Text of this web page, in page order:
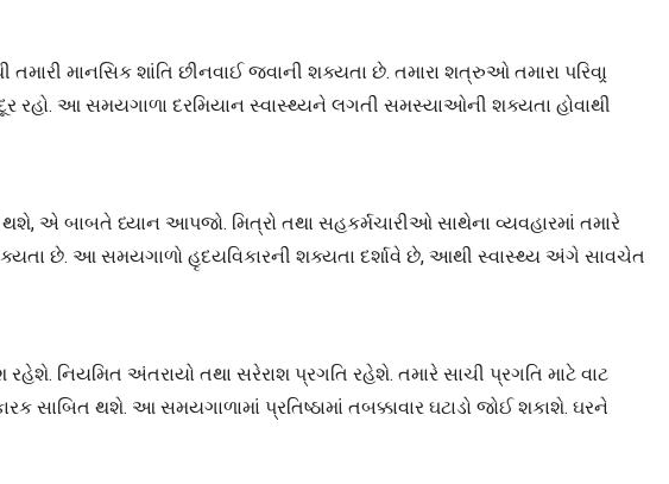
માનસિક શાંતિ છીનવાઈ જવાની શક્યતા છે. તમારા શત્રુઓ તમારા પરિવાર્‍
આ સમયગાળા દરમિયાન સ્વાસ્થ્યને લગતી સમસ્યાઓની શક્યતા હોવાથી
એ બાબતે ધ્યાન આપજો. મિત્રો તથા સહકર્મચારીઓ સાથેના વ્યવહારમાં તમારે
છે. આ સમયગાળો હૃદયવિકારની શક્યતા દર્શાવે છે, આથી સ્વાસ્થ્ય અંગે સાવચેત
રહેશે. નિયમિત અંતરાયો તથા સરેરાશ પ્રગતિ રહેશે. તમારે સાચી પ્રગતિ માટે વાટ
સાબિત થશે. આ સમયગાળામાં પ્રતિષ્ઠામાં તબક્કાવાર ઘટાડો જોઈ શકાશે. ઘરને